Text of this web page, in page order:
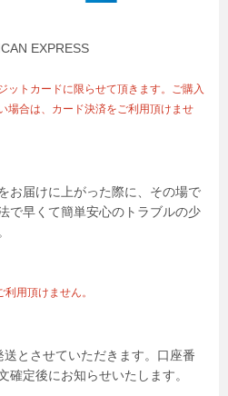
EXPRESS
トカードに限らせて頂きます。ご購入
場合は、カード決済をご利用頂けませ
お届けに上がった際に、その場で
で早くて簡単安心のトラブルの少
用頂けません。
とさせていただきます。口座番
確定後にお知らせいたします。